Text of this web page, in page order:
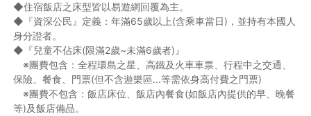
◆住宿飯店之床型皆以易遊網回覆為主。
◆『資深公民』定義：年滿65歲以上(含乘車當日)，並持有本國人
身分證者。
◆『兒童不佔床(限滿2歲~未滿6歲者)』
※團費包含：全程環島之星、高鐵及火車車票、行程中之交通、
保險、餐食、門票(但不含遊樂區...等需依身高付費之門票)
※團費不包含：飯店床位、飯店內餐食(如飯店內提供的早、晚餐
等)及飯店備品。